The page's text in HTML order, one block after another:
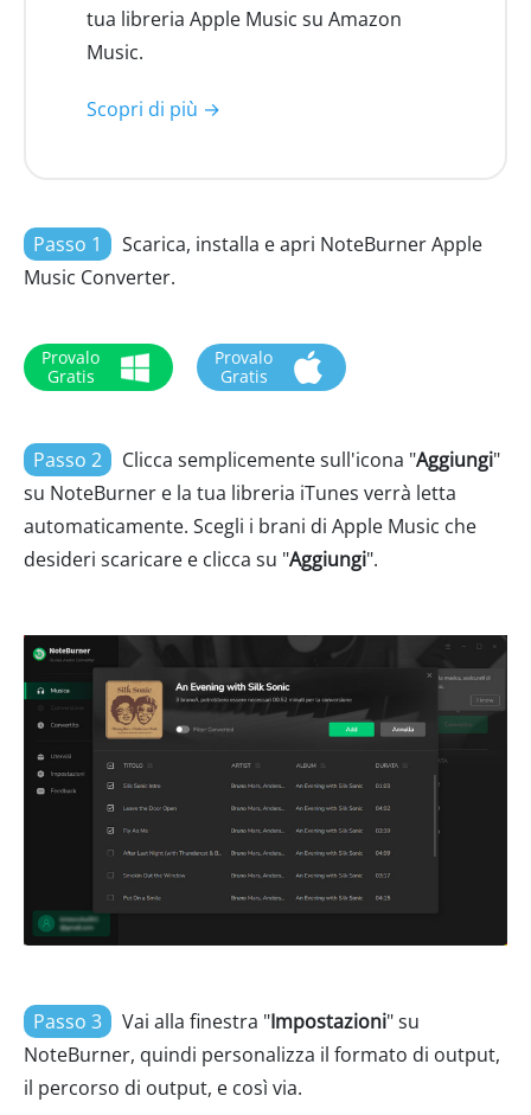
tua libreria Apple Music su Amazon
Music.
Scopri di più →
Passo 1
Scarica, installa e apri NoteBurner Apple
Music Converter.
Provalo
Gratis
Provalo
Gratis
Passo 2 Clicca semplicemente sull'icona "Aggiungi"
su NoteBurner e la tua libreria iTunes verrà letta
automaticamente. Scegli i brani di Apple Music che
desideri scaricare e clicca su "Aggiungi".
Passo 3 Vai alla finestra "Impostazioni" su
NoteBurner, quindi personalizza il formato di output,
il percorso di output, e così via.